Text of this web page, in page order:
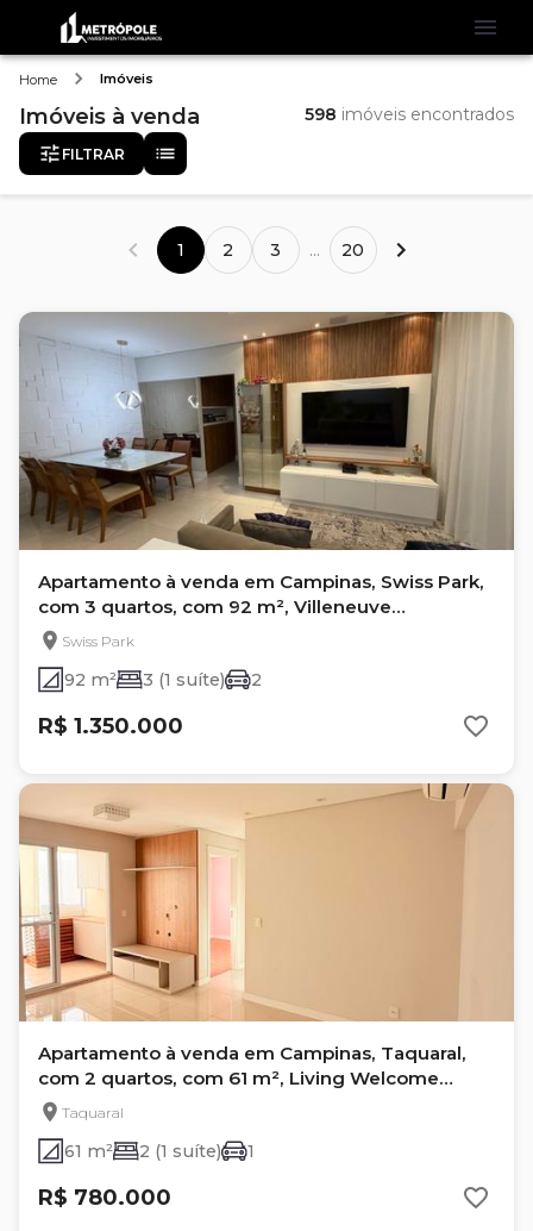
Home Imóveis
Imóveis à venda 598 imóveis encontrados
FILTRAR
1 2 3 ... 20
Apartamento à venda em Campinas, Swiss Park,
com 3 quartos, com 92 m², Villeneuve
Residencial
Swiss Park
92 m² 3 (1 suíte) 2
R$ 1.350.000
Apartamento à venda em Campinas, Taquaral,
com 2 quartos, com 61 m², Living Welcome
Taquaral
Taquaral
61 m² 2 (1 suíte) 1
R$ 780.000